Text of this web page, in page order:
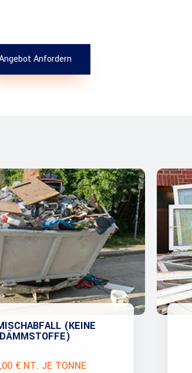
Anfordern
(KEINE
DÄMMSTOFFE)
€ NT. JE TONNE